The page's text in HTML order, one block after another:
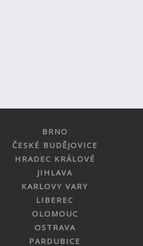
BRNO
ČESKÉ BUDĚJOVICE
HRADEC KRÁLOVÉ
JIHLAVA
KARLOVY VARY
LIBEREC
OLOMOUC
OSTRAVA
PARDUBICE